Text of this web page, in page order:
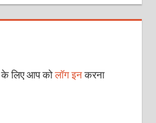
के लिए आप कोलॉग इनकरना